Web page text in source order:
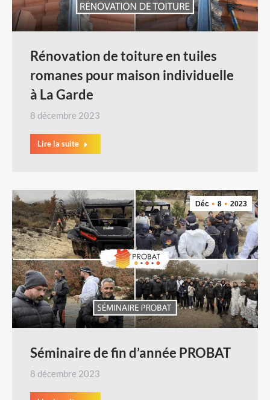
Rénovation de toiture en tuiles
romanes pour maison individuelle
à La Garde
8 décembre 2023
Lire la suite
Déc 8 2023
Séminaire de fin d’année PROBAT
8 décembre 2023